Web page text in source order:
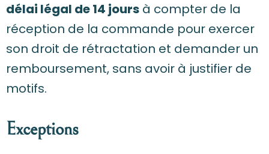
délai légal de 14 jours à compter de la
réception de la commande pour exercer
son droit de rétractation et demander un
remboursement, sans avoir à justifier de
motifs.
Exceptions